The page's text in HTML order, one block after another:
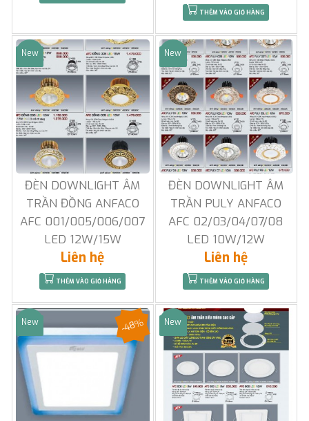
THÊM VÀO GIỎ HÀNG
Sale
New
ĐÈN DOWNLIGHT ÂM
TRẦN ĐỒNG ANFACO
AFC 001/005/006/007
LED 12W/15W
Liên hệ
THÊM VÀO GIỎ HÀNG
Sale
New
ĐÈN DOWNLIGHT ÂM
TRẦN PULY ANFACO
AFC 02/03/04/07/08
LED 10W/12W
Liên hệ
THÊM VÀO GIỎ HÀNG
Sale
New -48% Sale
New